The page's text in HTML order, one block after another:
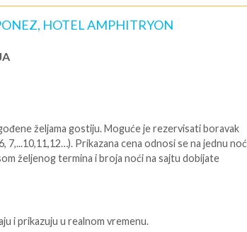
HOTEL AMPHITRYON
željama gostiju. Moguće je rezervisati boravak
7,...10,11,12…). Prikazana cena odnosi se na jednu noć
željenog termina i broja noći na sajtu dobijate
i prikazuju u realnom vremenu.